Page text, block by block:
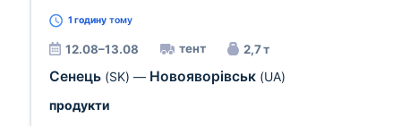
1 годину тому
12.08–13.08 тент 2,7 т
Сенець (SK) — Новояворівськ (UA)
продукти